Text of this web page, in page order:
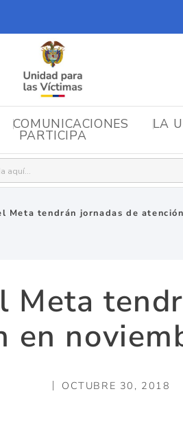
COMUNICACIONES LA
PARTICIPA
Meta tendrán jornadas de
Meta
en
OCTUBRE 30, 2018